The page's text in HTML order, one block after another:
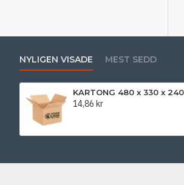
NYLIGEN VISADE MEST SEDD
14,86 kr